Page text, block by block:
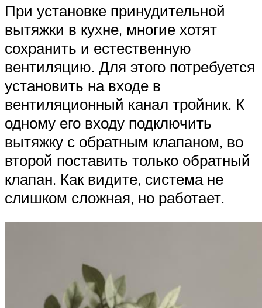
При установке принудительной
вытяжки в кухне, многие хотят
сохранить и естественную
вентиляцию. Для этого потребуется
установить на входе в
вентиляционный канал тройник. К
одному его входу подключить
вытяжку с обратным клапаном, во
второй поставить только обратный
клапан. Как видите, система не
слишком сложная, но работает.